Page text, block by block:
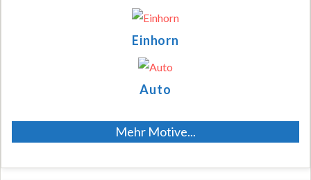
Einhorn
Auto
Mehr Motive...